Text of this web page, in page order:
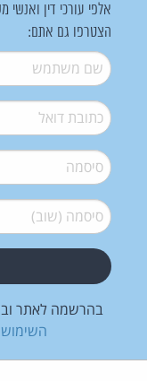
אלפי עורכי דין
הצטרפו גם אתם:
שם משתמש*
דואל*
סיסמה*
סיסמה (שוב)*
בהרשמה לאתר
השימוש